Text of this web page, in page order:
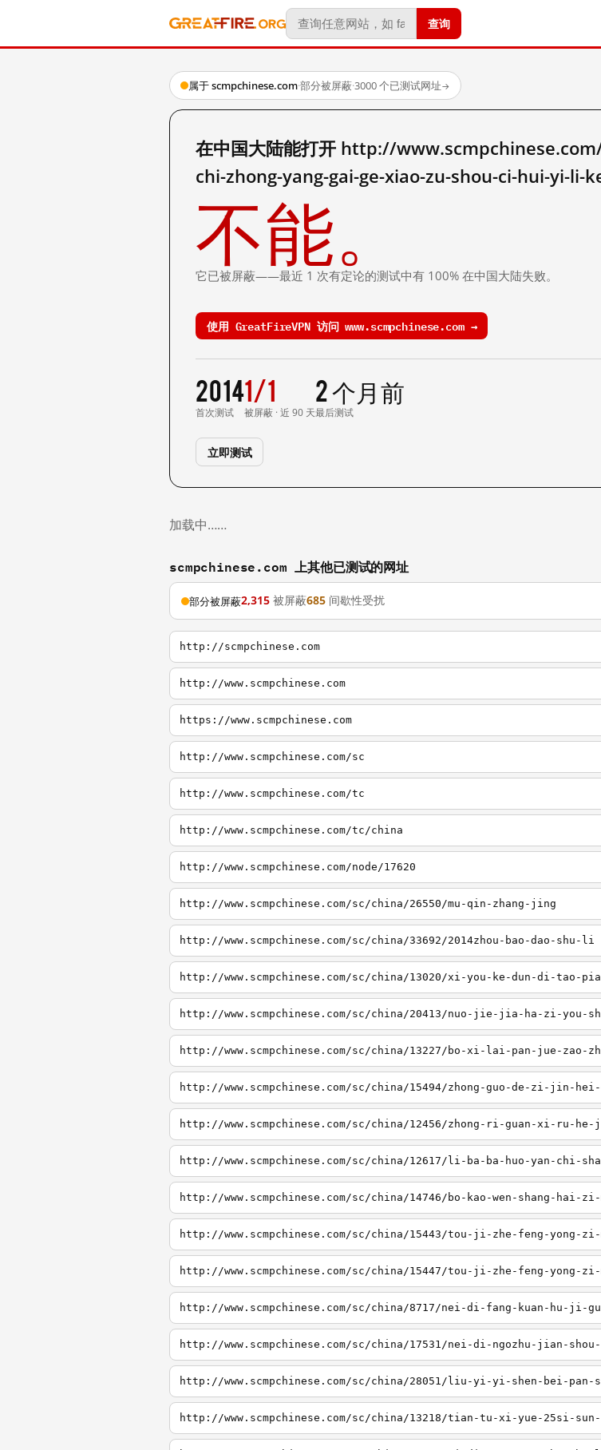
查询
属于 scmpchinese.com·部分被屏蔽·3000 个已测试网址→
在中国大陆能打开 http://
chi-zhong-yang-gai-ge-xiao-zu-shou-ci-hui-yi-li-
不能。
它已被屏蔽——最近 1 次有定论的测试中有 100% 在中国大陆失败。
使用 GreatFireVPN 访问 www.scmpchinese.com →
2014
首次测试
1/1
被屏蔽 · 近 90 天
2 个月前
最后测试
立即测试
加载中……
scmpchinese.com 上其他已测试的网址
部分被屏蔽2,315 被屏蔽685 间歇性受扰
http://scmpchinese.com
http://www.scmpchinese.com
https://www.scmpchinese.com
http://www.scmpchinese.com/sc
http://www.scmpchinese.com/tc
http://www.scmpchinese.com/tc/china
http://www.scmpchinese.com/node/17620
http://www.scmpchinese.com/sc/china/26550/mu-qin-zhang-jing
http://www.scmpchinese.com/sc/china/33692/2014zhou-bao-dao-shu-li
http://www.scmpchinese.com/sc/china/13020/xi-you-ke-dun-di-tao-
http://www.scmpchinese.com/sc/china/20413/nuo-jie-jia-ha-zi-you-
http://www.scmpchinese.com/sc/china/13227/bo-xi-lai-pan-jue-zao-
http://www.scmpchinese.com/sc/china/15494/zhong-guo-de-zi-jin-hei-
http://www.scmpchinese.com/sc/china/12456/zhong-ri-guan-xi-ru-
http://www.scmpchinese.com/sc/china/12617/li-ba-ba-huo-yan-chi-
http://www.scmpchinese.com/sc/china/14746/bo-kao-wen-shang-hai-zi-
http://www.scmpchinese.com/sc/china/15443/tou-ji-zhe-feng-yong-zi-
http://www.scmpchinese.com/sc/china/15447/tou-ji-zhe-feng-yong-zi-
http://www.scmpchinese.com/sc/china/8717/nei-di-fang-kuan-hu-ji-
http://www.scmpchinese.com/sc/china/17531/nei-di-ngozhu-jian-
http://www.scmpchinese.com/sc/china/28051/liu-yi-yi-shen-bei-pan-
http://www.scmpchinese.com/sc/china/13218/tian-tu-xi-yue-25si-